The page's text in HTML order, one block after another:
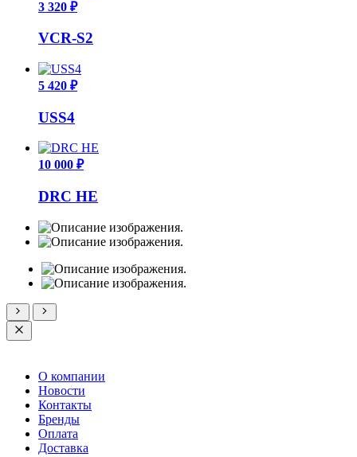
3 320 ₽
VCR-S2
5 420 ₽
USS4
10 000 ₽
DRC HE
О компании
Новости
Контакты
Бренды
Оплата
Доставка